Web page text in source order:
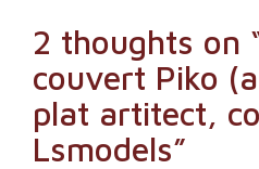
de
l’article
2 thoughts on
couvert Piko
plat artitect,
Lsmodels”